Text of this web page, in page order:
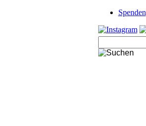
überspringen
Spenden